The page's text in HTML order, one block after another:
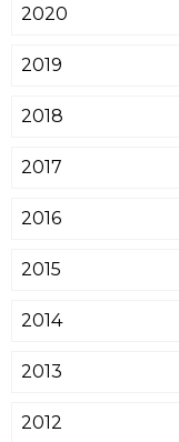
2020
2019
2018
2017
2016
2015
2014
2013
2012